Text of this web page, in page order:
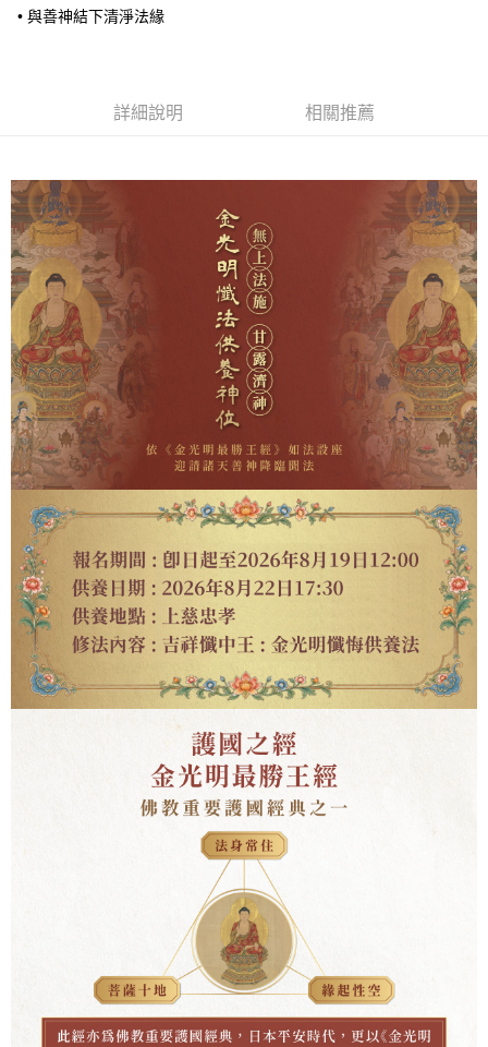
１．於結帳方式選擇「AFTEE先享後付」後，將跳轉至「AFTEE先享後付」
結帳頁面，進行簡訊認證並確認金額後，即可完成結帳。
※ 請注意：結帳手續完成當下不需立刻繳費，但若您需要取消訂單，請聯絡
是否繳費成功／繳費後需取消欲退款等相關疑問，請聯繫「AFTEE先享後付
客戶支援中心」
https://netprotections.freshdesk.com/support/home
【注意事項】
１．透過由恩沛科技股份有限公司提供之「AFTEE先享後付」服務完成之交
易，需依本服務之必要範圍內提供個人資料，並將交易相關給付款項請求債
權轉讓予恩沛科技股份有限公司。
２．關於個人資料處理事宜，請瀏覽以下網址：
https://aftee.tw/terms/#terms3
３．未成年的使用者請事先徵得法定代理人或監護人之同意方可使用
「AFTEE先享後付」，若未經同意申辦者引起之損失，本公司不負相關責
任。
４．使用「AFTEE先享後付」時，將依據個別帳號之用戶狀況，依本公司即
時審查核予不同之上限額度；若仍有額度不足之情形，本公司將視審查結果
請求用戶進行身份認證。
５．嚴禁一人註冊多個帳號或使用他人資訊註冊。若發現惡意使用之情形，
恩沛科技股份有限公司將有權停止該用戶之使用額度並採取法律行動。
離島-法事項目
• 與善神結下清淨法緣
詳細說明 相關推薦